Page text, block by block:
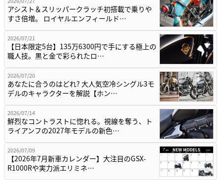
アシスト＆スリッパークラッチ初搭載で乗りや
すさ倍増。 ロイヤルエンフィールド…
2026/07/21
【日本限定5台】135万6300円で手にする極上の
職人技。黒と金で彩られたロ…
2026/07/20
あなたに合うのはどれ? 大人気空冷シングル3モ
デルのキャラクターを解説【ホン…
2026/07/14
鮮烈なコントラストに惚れる。視線を奪う、ト
ライアンフの2027年モデルの新色…
2026/07/09
【2026年7月新車カレンダー】大注目のGSX-
R1000Rや実力派エリミネ…